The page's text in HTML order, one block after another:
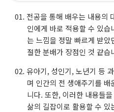
전공을 통해 배우는 내용의
인에게 바로 적용할 수 있
는 느낌을 정말 빠르게 받았
절한 분배가 장점인 것 같습
유아기, 성인기, 노년기 등
며 인간의 전 생애주기를 배
니다. 또한, 이러한 내용들
삶의 길잡이로 활용할 수